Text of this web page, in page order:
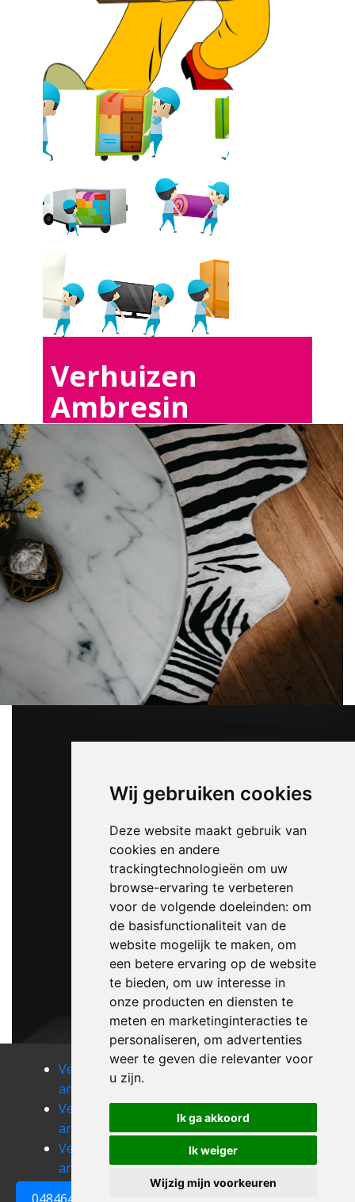
Wij gebruiken cookies
Deze website maakt gebruik van
cookies en andere
trackingtechnologieën om uw
browse-ervaring te verbeteren
voor de volgende doeleinden: om
de basisfunctionaliteit van de
website mogelijk te maken, om
een betere ervaring op de website
te bieden, om uw interesse in
onze producten en diensten te
meten en marketinginteracties te
personaliseren, om advertenties
weer te geven die relevanter voor
u zijn.
Ik ga akkoord
Ik weiger
Wijzig mijn voorkeuren
0484648161
Verhuizen
Ambresin
Verhuizen
amel
Verhuizen
Verhuizen
Verhuizen
angleur
Verhuizen
ans
Verhuizen
antheit
Verhuizen
anthisnes
Verhuizen
arbrefontaine
Verhuizen
argenteau